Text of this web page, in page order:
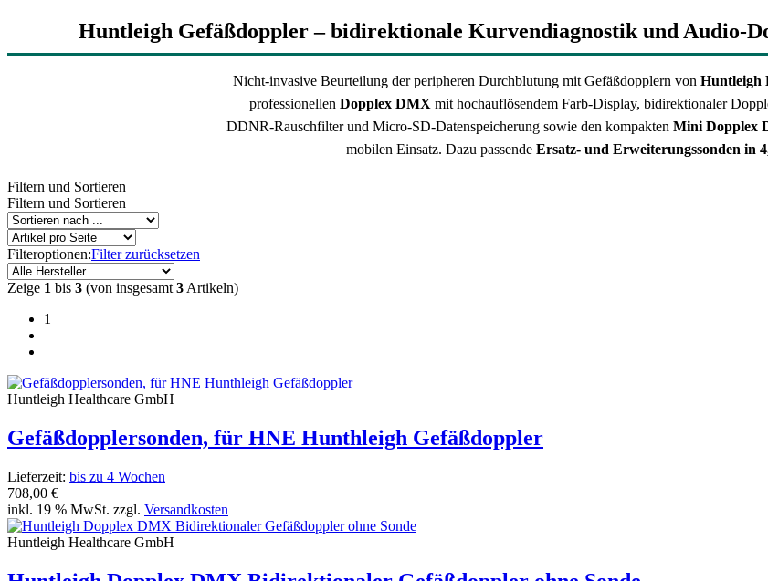
Huntleigh Gefäßdoppler – bidirektionale Kurvendiagnostik und Audio-
Nicht-invasive Beurteilung der peripheren Durchblutung mit Gefäßdopplern von Huntleigh
professionellen Dopplex DMX mit hochauflösendem Farb-Display, bidirektionaler
DDNR-Rauschfilter und Micro-SD-Datenspeicherung sowie den kompakten Mini Dopplex
mobilen Einsatz. Dazu passende Ersatz- und Erweiterungssonden in
Filtern und Sortieren
Filtern und Sortieren
Filteroptionen:Filter zurücksetzen
Zeige 1 bis 3 (von insgesamt 3 Artikeln)
1
Huntleigh Healthcare GmbH
Gefäßdopplersonden, für HNE Hunthleigh Gefäßdoppler
Lieferzeit: bis zu 4 Wochen
708,00 €
inkl. 19 % MwSt. zzgl. Versandkosten
Huntleigh Healthcare GmbH